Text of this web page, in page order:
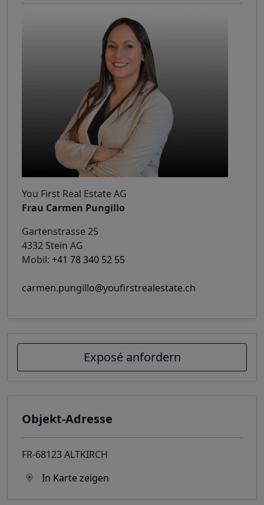
You First Real Estate AG
Frau Carmen Pungillo
Gartenstrasse 25
4332 Stein AG
Mobil: +41 78 340 52 55
carmen.pungillo@youfirstrealestate.ch
Exposé anfordern
Objekt-Adresse
FR-68123 ALTKIRCH
In Karte zeigen